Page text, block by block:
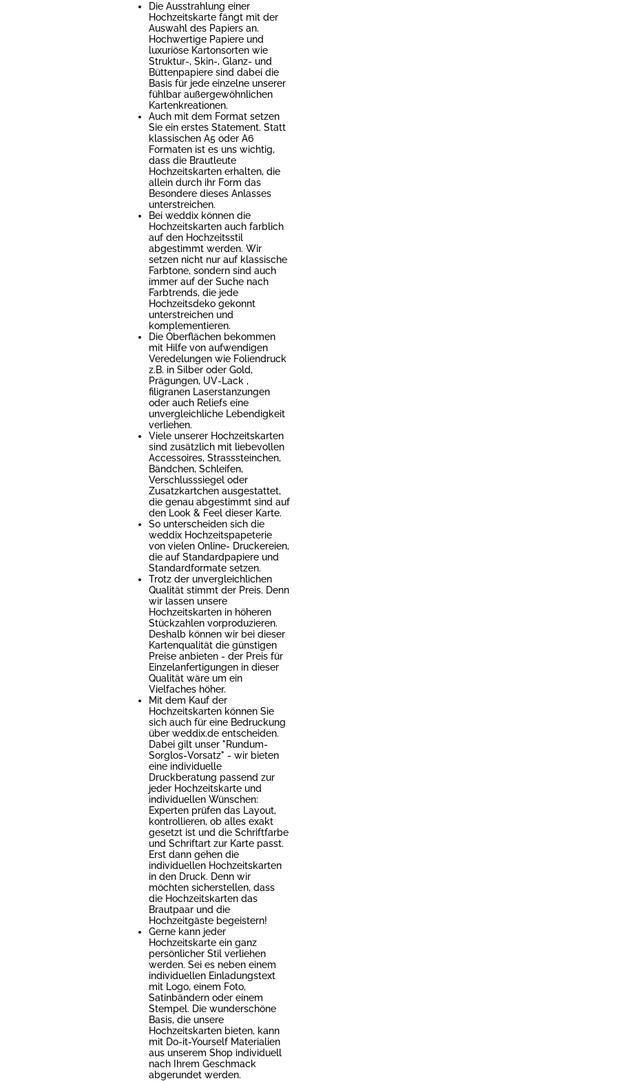
Die Ausstrahlung einer
Hochzeitskarte fängt mit der
Auswahl des Papiers an.
Hochwertige Papiere und
luxuriöse Kartonsorten wie
Struktur-, Skin-, Glanz- und
Büttenpapiere sind dabei die
Basis für jede einzelne unserer
fühlbar außergewöhnlichen
Kartenkreationen.
Auch mit dem Format setzen
Sie ein erstes Statement. Statt
klassischen A5 oder A6
Formaten ist es uns wichtig,
dass die Brautleute
Hochzeitskarten erhalten, die
allein durch ihr Form das
Besondere dieses Anlasses
unterstreichen.
Bei weddix können die
Hochzeitskarten auch farblich
auf den Hochzeitsstil
abgestimmt werden. Wir
setzen nicht nur auf klassische
Farbtone, sondern sind auch
immer auf der Suche nach
Farbtrends, die jede
Hochzeitsdeko gekonnt
unterstreichen und
komplementieren.
Die Oberflächen bekommen
mit Hilfe von aufwendigen
Veredelungen wie Foliendruck
z.B. in Silber oder Gold,
Prägungen, UV-Lack ,
filigranen Laserstanzungen
oder auch Reliefs eine
unvergleichliche Lebendigkeit
verliehen.
Viele unserer Hochzeitskarten
sind zusätzlich mit liebevollen
Accessoires, Strasssteinchen,
Bändchen, Schleifen,
Verschlusssiegel oder
Zusatzkartchen ausgestattet,
die genau abgestimmt sind auf
den Look & Feel dieser Karte.
So unterscheiden sich die
weddix Hochzeitspapeterie
von vielen Online- Druckereien,
die auf Standardpapiere und
Standardformate setzen.
Trotz der unvergleichlichen
Qualität stimmt der Preis. Denn
wir lassen unsere
Hochzeitskarten in höheren
Stückzahlen vorproduzieren.
Deshalb können wir bei dieser
Kartenqualität die günstigen
Preise anbieten - der Preis für
Einzelanfertigungen in dieser
Qualität wäre um ein
Vielfaches höher.
Mit dem Kauf der
Hochzeitskarten können Sie
sich auch für eine Bedruckung
über weddix.de entscheiden.
Dabei gilt unser "Rundum-
Sorglos-Vorsatz" - wir bieten
eine individuelle
Druckberatung passend zur
jeder Hochzeitskarte und
individuellen Wünschen:
Experten prüfen das Layout,
kontrollieren, ob alles exakt
gesetzt ist und die Schriftfarbe
und Schriftart zur Karte passt.
Erst dann gehen die
individuellen Hochzeitskarten
in den Druck. Denn wir
möchten sicherstellen, dass
die Hochzeitskarten das
Brautpaar und die
Hochzeitgäste begeistern!
Gerne kann jeder
Hochzeitskarte ein ganz
persönlicher Stil verliehen
werden. Sei es neben einem
individuellen Einladungstext
mit Logo, einem Foto,
Satinbändern oder einem
Stempel. Die wunderschöne
Basis, die unsere
Hochzeitskarten bieten, kann
mit Do-it-Yourself Materialien
aus unserem Shop individuell
nach Ihrem Geschmack
abgerundet werden.